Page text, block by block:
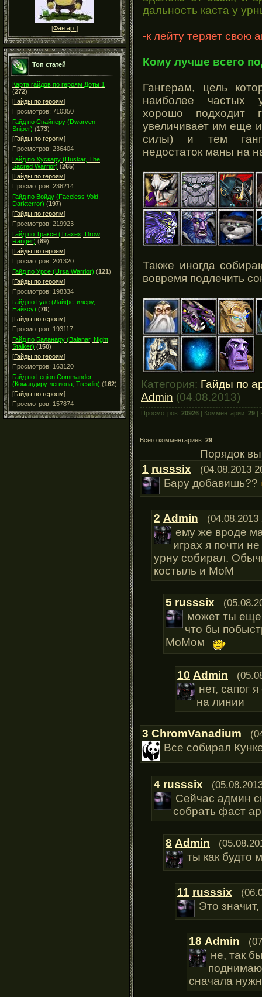
[Фан арт]
Топ статей
Карта гайдов по героям Доты 1
(272)
[Гайды по героям]
Просмотров: 710350
Гайд по Снайперу (Dwarven
Sniper) (173)
[Гайды по героям]
Просмотров: 236404
Гайд по Хускару (Huskar, The
Sacred Warrior) (265)
[Гайды по героям]
Просмотров: 236214
Гайд по Войду (Faceless Void,
Darkterror) (197)
[Гайды по героям]
Просмотров: 219923
Гайд по Траксе (Traxex, Drow
Ranger) (89)
[Гайды по героям]
Просмотров: 201320
Гайд по Урсе (Ursa Warrior) (121)
[Гайды по героям]
Просмотров: 198334
Гайд по Гуле (Лайфстилеру,
Найксу) (76)
[Гайды по героям]
Просмотров: 193117
Гайд по Баланару (Balanar, Night
Stalker) (150)
[Гайды по героям]
Просмотров: 163120
Гайд по Legion Commander
(Командиру легиона, Tresdin) (162)
[Гайды по героям]
Просмотров: 157874
дальность каста у
-к лейту теряет свою
Кому лучше всего
Гангерам, цель
наиболее частых
хорошо подходит
увеличивает им еще
силы) и тем
недостаток маны на
Также иногда
вовремя подлечить
Категория: Гайды по
Admin (04.08.2013)
Просмотров: 20926 | Комментарии: 29 |
Всего комментариев: 29
Порядок
1 russsix (04.08.2013
Бару добавишь??
2 Admin (04.08.2013
ему же вроде
играх я почти
урну собирал.
костыль и МоМ
5 russsix
может ты еще
что бы
МоМом
10 Admin
нет, сапог
на линии
3 ChromVanadium
Все собирал
4 russsix
Сейчас админ
собрать фаст
8 Admin
ты как будто
11 russsix
Это
18 Admin
не, так
сначала